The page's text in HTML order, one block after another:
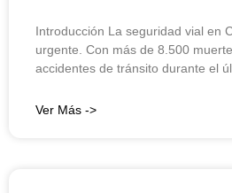
Introducción La seguridad vial en
urgente. Con más de 8.500
accidentes de tránsito durante el
Ver Más ->